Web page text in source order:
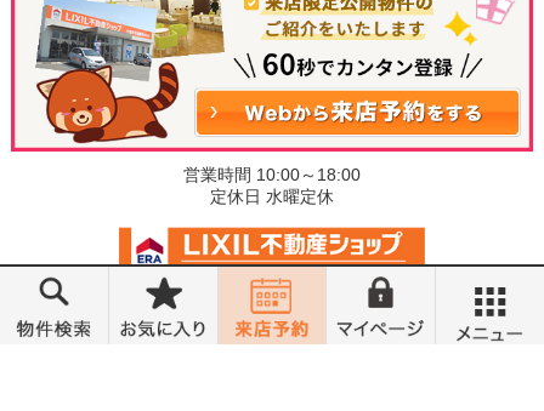
営業時間 10:00～18:00
定休日 水曜定休
©小金井不動産売買部 小山城東店